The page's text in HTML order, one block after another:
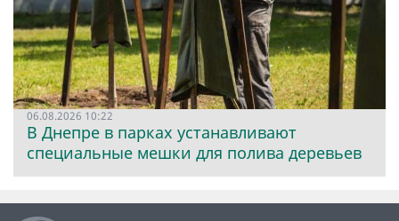
06.08.2026 10:22
В Днепре в парках устанавливают
специальные мешки для полива деревьев